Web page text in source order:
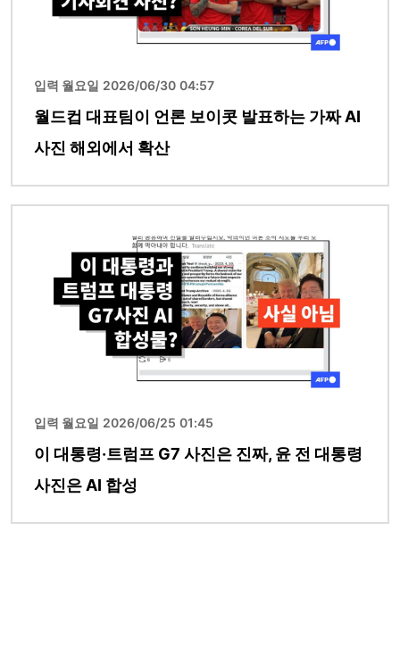
입력 월요일 2026/06/30 04:57
월드컵 대표팀이 언론 보이콧 발표하는 가짜 AI
사진 해외에서 확산
입력 월요일 2026/06/25 01:45
이 대통령·트럼프 G7 사진은 진짜, 윤 전 대통령
사진은 AI 합성